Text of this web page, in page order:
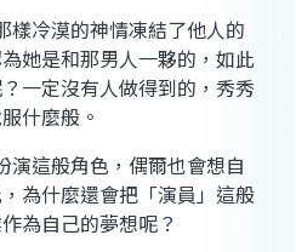
樣冷漠的神情凍結了他人的
她是和那男人一夥的，如此
一定沒有人做得到的，秀秀
什麼般。
演這般角色，偶爾也會想自
為什麼還會把「演員」這般
為自己的夢想呢？